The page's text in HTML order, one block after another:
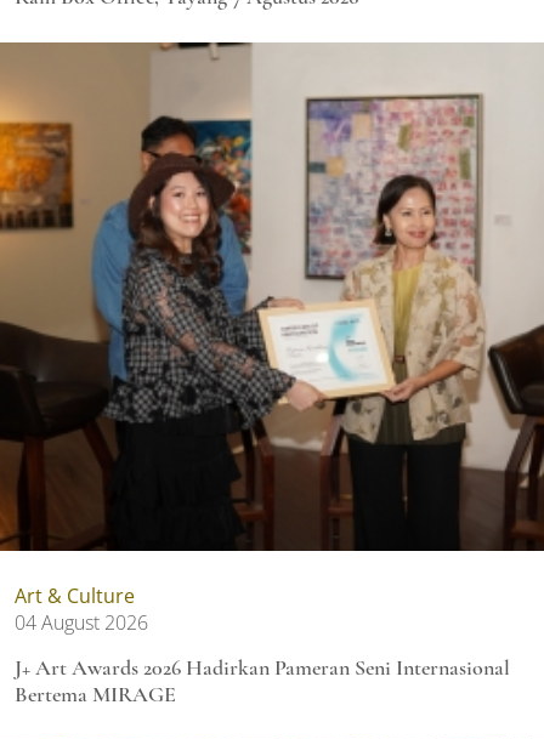
Art & Culture
04 August 2026
J+ Art Awards 2026 Hadirkan Pameran Seni Internasional
Bertema MIRAGE